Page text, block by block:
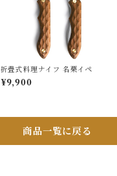
折畳式料理ナイフ 名栗イペ
¥9,900
商品一覧に戻る